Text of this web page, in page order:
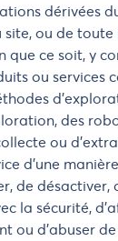
dérivées
site, ou de
que ce soit, y
ou services
des
ou
d'une
de désactiver,
la sécurité,
ou d'abuser